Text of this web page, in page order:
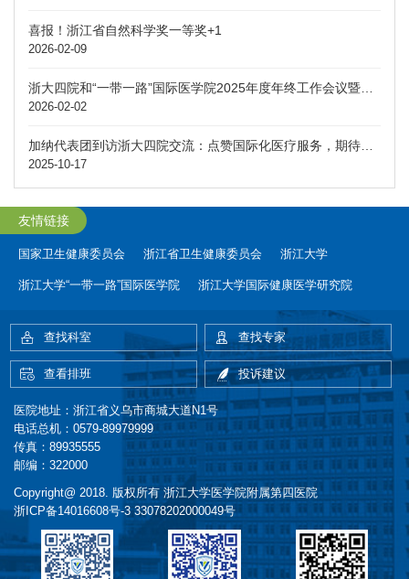
喜报！浙江省自然科学奖一等奖+1
2026-02-09
浙大四院和“一带一路”国际医学院2025年度年终工作会议暨三届四次双代会顺利召开
2026-02-02
加纳代表团到访浙大四院交流：点赞国际化医疗服务，期待深化医疗合作
2025-10-17
友情链接
国家卫生健康委员会 浙江省卫生健康委员会 浙江大学
浙江大学“一带一路”国际医学院 浙江大学国际健康医学研究院
查找科室 查找专家
查看排班 投诉建议
医院地址：浙江省义乌市商城大道N1号
电话总机：0579-89979999
传真：89935555
邮编：322000
Copyright@ 2018. 版权所有 浙江大学医学院附属第四医院
浙ICP备14016608号-3 33078202000049号